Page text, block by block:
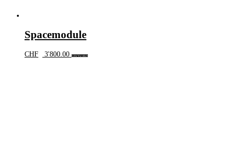
Spacemodule
CHF 3'800.00 In den Warenkorb